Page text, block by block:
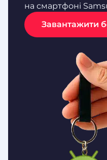
на смартфоні
Завантажити